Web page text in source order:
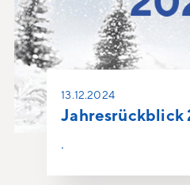
13.12.2024
Jahresrückblick
.